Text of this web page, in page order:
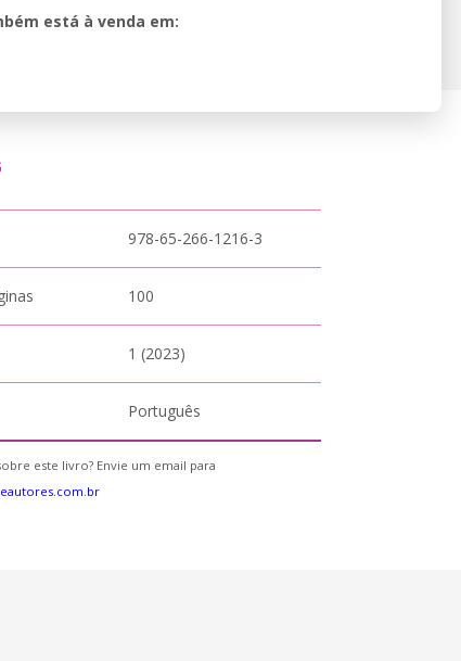
está à venda em:
978-65-266-1216-3
100
1 (2023)
Português
este livro? Envie um email para